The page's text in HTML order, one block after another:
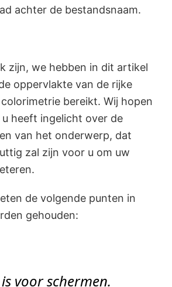
achter de bestandsnaam.
zijn, we hebben in dit artikel
oppervlakte van de rijke
bereikt. Wij hopen
heeft ingelicht over de
van het onderwerp, dat
zal zijn voor u om uw
de volgende punten in
gehouden:
is voor schermen.